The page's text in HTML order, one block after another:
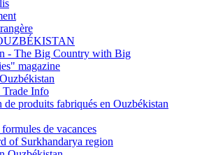
- The Big Country with Big
magazine
Trade Info
de produits fabriqués en Ouzbékistan
de vacances
of Surkhandarya region